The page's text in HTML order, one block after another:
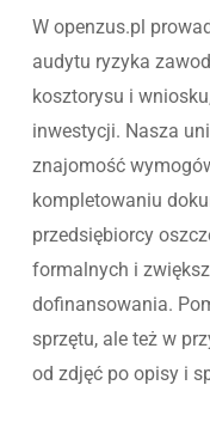
W openzus.pl
audytu ryzyka
kosztorysu i
inwestycji. Nasza
znajomość
kompletowaniu
przedsiębiorcy
formalnych i
dofinansowania.
sprzętu, ale też w
od zdjęć po opisy i